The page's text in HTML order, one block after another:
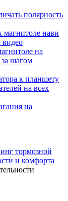
полярность
магнитоле нави
видео
на
шагом
к планшету
на всех
на
тормозной
и комфорта